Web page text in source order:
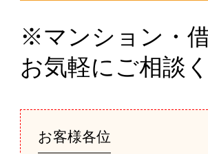
※マンション・
お気軽にご相談
お客様各位